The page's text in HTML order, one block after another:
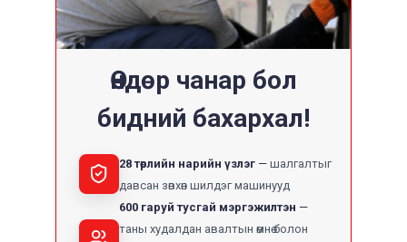
Өндөр чанар бол
бидний бахархал!
28 төрлийн нарийн үзлэг
шалгалтыг
давсан зөвхөн шилдэг машинууд
600 гаруй тусгай мэргэжилтэн
таны худалдан авалтын өмнө болон